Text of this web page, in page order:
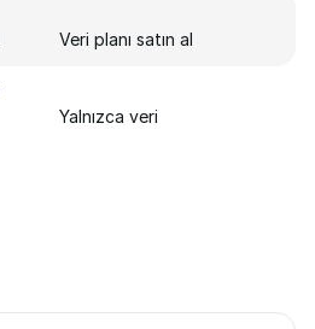
Veri planı satın al
Yalnızca veri